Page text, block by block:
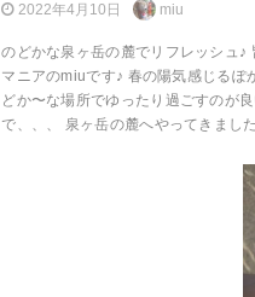
2022年4月10日 miu
のどかな泉ヶ岳の麓でリフレッシュ♪
マニアのmiuです♪ 春の陽気感じるぽ
どか〜な場所でゆったり過ごすのが
で、、、 泉ヶ岳の麓へやってきまし